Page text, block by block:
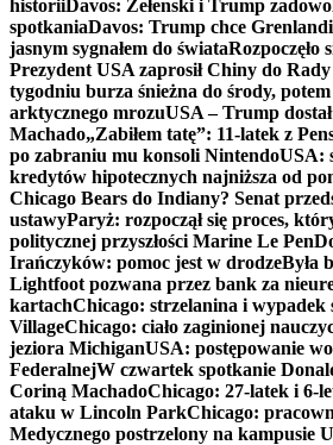
historiiDavos: Zełenski i Trump
spotkaniaDavos: Trump chce
jasnym sygnałem do świataRozpoczęło
Prezydent USA zaprosił Chiny do
tygodniu burza śnieżna do środy,
arktycznego mrozuUSA – Trump
Machado„Zabiłem tatę”: 11-latek z
po zabraniu mu konsoli NintendoUSA:
kredytów hipotecznych najniższa od
Chicago Bears do Indiany? Senat
ustawyParyż: rozpoczął się proces,
politycznej przyszłości Marine Le Pen
Irańczyków: pomoc jest w drodzeByła
Lightfoot pozwana przez bank za
kartachChicago: strzelanina i
VillageChicago: ciało zaginionej
jeziora MichiganUSA: postępowanie
FederalnejW czwartek spotkanie
Coriną MachadoChicago: 27-latek i 6-
ataku w Lincoln ParkChicago:
Medycznego postrzelony na kampusie